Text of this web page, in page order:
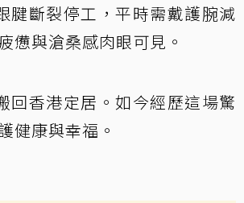
腱斷裂停工，平時需戴護腕減
憊與滄桑感肉眼可見。
回香港定居。如今經歷這場驚
健康與幸福。